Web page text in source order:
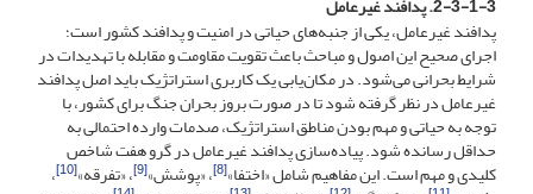
2-3-1-3. پدافند غیرعامل
پدافند غیرعامل، یکی از جنبه‌های حیاتی در امنیت و پدافند کشور است؛
اجرای صحیح این اصول و مباحث باعث تقویت مقاومت و مقابله با تهدیدات در
شرایط بحرانی می‌شود. در مکان‌یابی یک کاربری استراتژیک باید اصل پدافند
غیرعامل در نظر گرفته شود تا در صورت بروز بحران جنگ برای کشور، با
توجه به حیاتی و مهم بودن مناطق استراتژیک، صدمات وارده احتمالی به
حداقل رسانده شود. پیاده‌سازی پدافند غیرعامل در گرو هفت شاخص
کلیدی و مهم است. این مفاهیم شامل «اختفا»[8] ، «پوشش»[9] ، «تفرقه»[10] ،